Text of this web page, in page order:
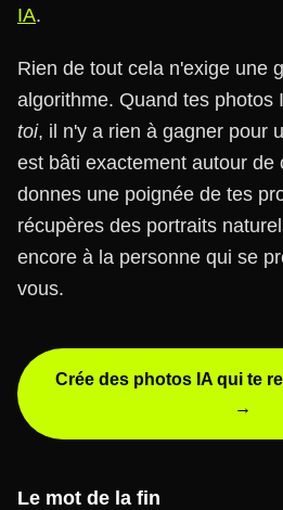
IA.
Rien de tout cela n'exige une
algorithme. Quand tes photos
toi, il n'y a rien à gagner pour
est bâti exactement autour de
donnes une poignée de tes
récupères des portraits
encore à la personne qui se
vous.
Crée des photos IA qui te
→
Le mot de la fin